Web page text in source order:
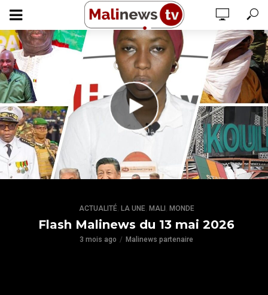
ACTUALITÉ, LA UNE, MALI MONDE
Flash Malinews du 13 mai 2026
3 mois ago Malinews partenaire